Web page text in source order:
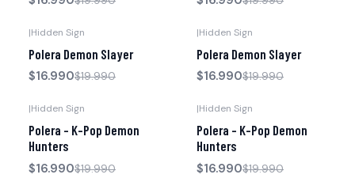
Agotado
|Hidden Sign
Polera Demon Slayer
$16.990$19.990
Agotado
|Hidden Sign
Polera Demon Slayer
$16.990$19.990
|Hidden Sign
Polera - K-Pop Demon
Hunters
$16.990$19.990
|Hidden Sign
Polera - K-Pop Demon
Hunters
$16.990$19.990